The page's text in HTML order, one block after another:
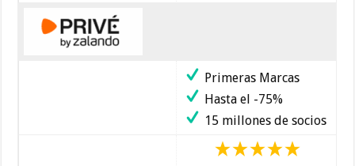
Primeras Marcas
Hasta el -75%
15 millones de socios